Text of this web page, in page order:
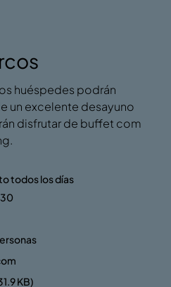
huéspedes podrán
un excelente desayuno
disfrutar de buffet com
todos los días
KB)